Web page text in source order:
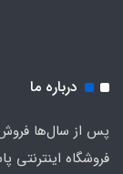
درباره ما
پس از سال‌ها فروش
فروشگاه اینترنتی